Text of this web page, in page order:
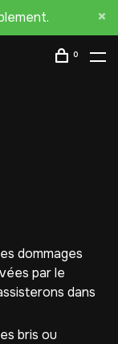
0
dommages
par le
dans
bris ou